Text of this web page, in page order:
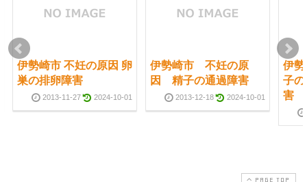
伊勢崎市 不妊の原因 卵
巣の排卵障害
2013-11-27 2024-10-01
伊勢崎市 不妊の原
因 精子の通過障害
2013-12-18 2024-10-01
伊
子
害
PAGE TOP